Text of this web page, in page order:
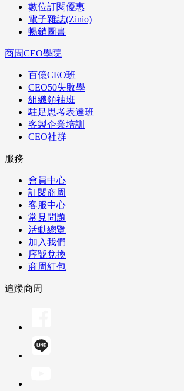
數位訂閱優惠
電子雜誌(Zinio)
暢銷圖書
商周CEO學院
百億CEO班
CEO50失敗學
組織領袖班
駐足思考表達班
客製企業培訓
CEO社群
服務
會員中心
訂閱商周
客服中心
常見問題
活動總覽
加入我們
序號兌換
商周紅包
追蹤商周